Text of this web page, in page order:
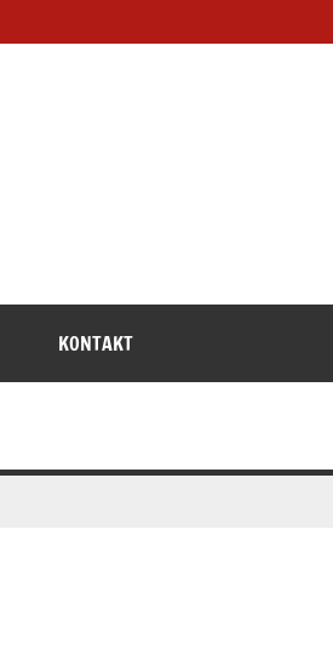
KONTAKT